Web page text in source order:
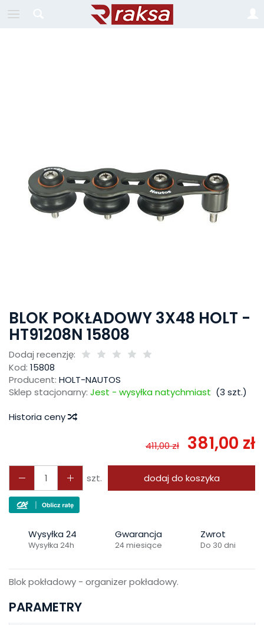
BLOK POKŁADOWY 3X48 HOLT -
HT91208N 15808
Dodaj recenzję:
Kod: 15808
Producent: HOLT-NAUTOS
Sklep stacjonarny: Jest - wysyłka natychmiast (3 szt.)
Historia ceny
411,00 zł 381,00 zł
szt. dodaj do koszyka
Wysyłka 24
Wysyłka 24h
Gwarancja
24 miesiące
Zwrot
Do 30 dni
Blok pokładowy - organizer pokładowy.
PARAMETRY